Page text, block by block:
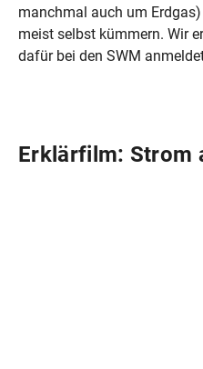
manchmal auch um
meist selbst kümmern. Wir
dafür bei den SWM
Erklärfilm: Strom